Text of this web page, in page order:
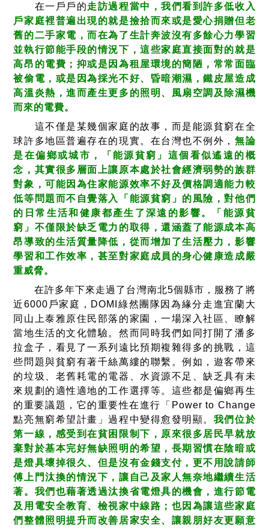
在一戶戶的走訪過程當中，我們看到許多低收入
戶家庭裡普遍出現的就是撿拾而來或是愛心捐贈但老
舊的二手家電，而在為了生計奔波沒有多餘心力學習
並執行節能手段的情況下，這些家庭直接面對的就是
高昂的電費；抑或是因為租屋環境的簡陋，常常面臨
被偷電，或是因為採光不好、昏暗潮濕，鐵皮屋造成
高溫炎熱，進而產生更多的照明、風扇空調及除濕機
而來的電費。
這不僅是某幾個家庭的故事，而是能源貧窮在全
球許多地區普遍存在的現實。在台灣也不例外，無論
是在偏鄉或城市，「能源貧窮」這個看似遙遠的概
念，其實很多層面上讓原本處於社會經濟弱勢的族群
對象，可能因為住家能源效率不好及價格調適能力較
低等問題而不自覺落入「能源貧窮」的風險，對他們
的日常生活和健康都產生了深遠的影響。「能源貧
窮」不僅限於缺乏電力的取得，還涵蓋了能源成本高
昂導致的生活質量降低，從而增加了生活壓力，影響
學習和工作效率，甚至對家庭成員的身心健康造成嚴
重威脅。
在許多年下來走過了台灣南北5個縣市，服務了將
近6000戶家庭，DOMI綠然團隊因為緣分走進宜蘭大
同山上泰雅原住民部落的家園，一場深入社區、瞭解
當地生活的文化體驗。然而同時我們如同打開了潘多
拉盒子，看見了一系列遠比預期複雜得多的挑戰，這
些問題與貧窮有著千絲萬縷的聯繫。例如，遊客帶來
的垃圾、老舊耗電的電器、水資源不足、缺乏具有未
來規劃的適性適地的工作選擇等。這些都是偏鄉再生
的重要議題，它的重要性在進行「Power to Change
點亮無窮希望計畫」過程中變得愈發明顯。 我們位於
第一線，感受到在貧困限制下，原來很多居民早就放
棄對於基本完好無缺照明的希望，長期習慣在陰暗或
是燈具壞掉很久、但是沒有金錢支付，更不用說請師
傅上門汰換的情況下，讓自己及家人無奈地繼續生活
著。我們也藉著透過汰換省電燈具的機會，進行節電
及用電安全教育、檢視家中線路；也因為讓這些家庭
們整體照明提升而改善居家安全、讓親朋好友更願意